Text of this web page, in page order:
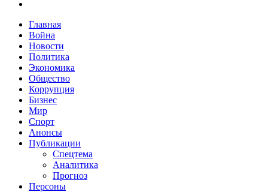
Главная
Война
Новости
Политика
Экономика
Общество
Коррупция
Бизнес
Мир
Спорт
Анонсы
Публикации
Спецтема
Аналитика
Прогноз
Персоны